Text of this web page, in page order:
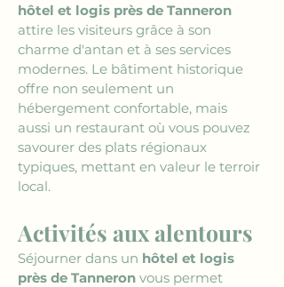
hôtel et logis près de Tanneron
attire les visiteurs grâce à son
charme d'antan et à ses services
modernes. Le bâtiment historique
offre non seulement un
hébergement confortable, mais
aussi un restaurant où vous pouvez
savourer des plats régionaux
typiques, mettant en valeur le terroir
local.
Activités aux alentours
Séjourner dans un hôtel et logis
près de Tanneron vous permet